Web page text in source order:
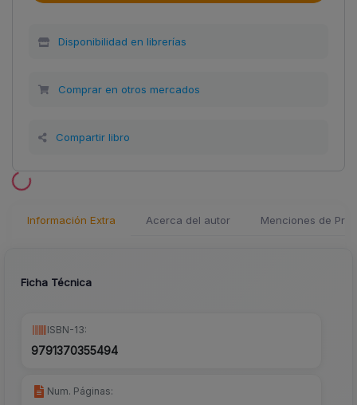
Disponibilidad en librerías
Comprar en otros mercados
Compartir libro
Información Extra Acerca del autor Menciones de
Ficha Técnica
ISBN-13:
9791370355494
Num. Páginas: